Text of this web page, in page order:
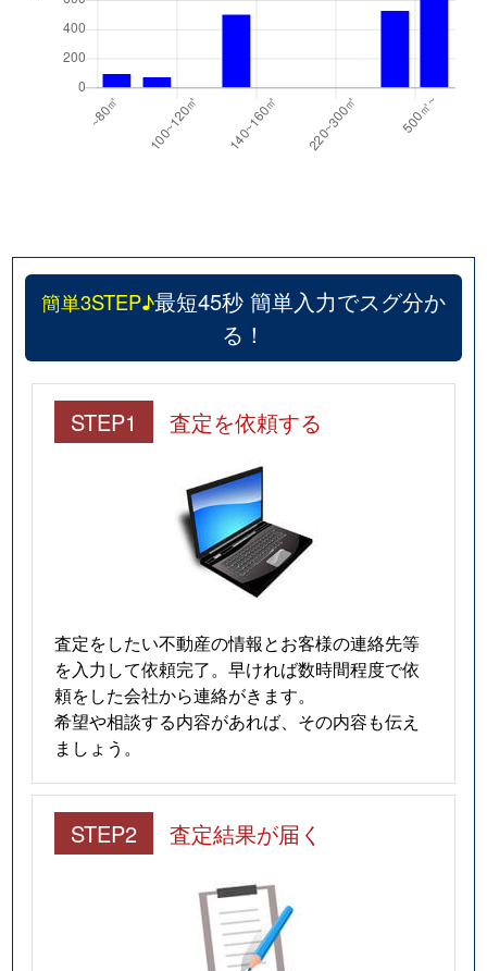
簡単3STEP♪最短45秒 簡単入力でスグ分か
る！
STEP1 査定を依頼する
査定をしたい不動産の情報とお客様の連絡先等
を入力して依頼完了。早ければ数時間程度で依
頼をした会社から連絡がきます。
希望や相談する内容があれば、その内容も伝え
ましょう。
STEP2 査定結果が届く